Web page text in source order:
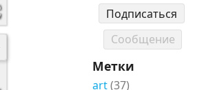
Подписаться
Сообщение
Метки
art(37)